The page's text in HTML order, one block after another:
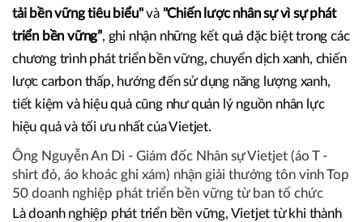
tải bền vững tiêu biểu"và "Chiến lược nhân sự vì sự phát
triển bền vững”, ghi nhận những kết quả đặc biệt trong các
chương trình phát triển bền vững, chuyển dịch xanh, chiến
lược carbon thấp, hướng đến sử dụng năng lượng xanh,
tiết kiệm và hiệu quả cũng như quản lý nguồn nhân lực
hiệu quả và tối ưu nhất của Vietjet.
Ông Nguyễn An Di - Giám đốc Nhân sự Vietjet (áo T -
shirt đỏ, áo khoác ghi xám) nhận giải thưởng tôn vinh Top
50 doanh nghiệp phát triển bền vững từ ban tổ chức
Là doanh nghiệp phát triển bền vững, Vietjet từ khi thành